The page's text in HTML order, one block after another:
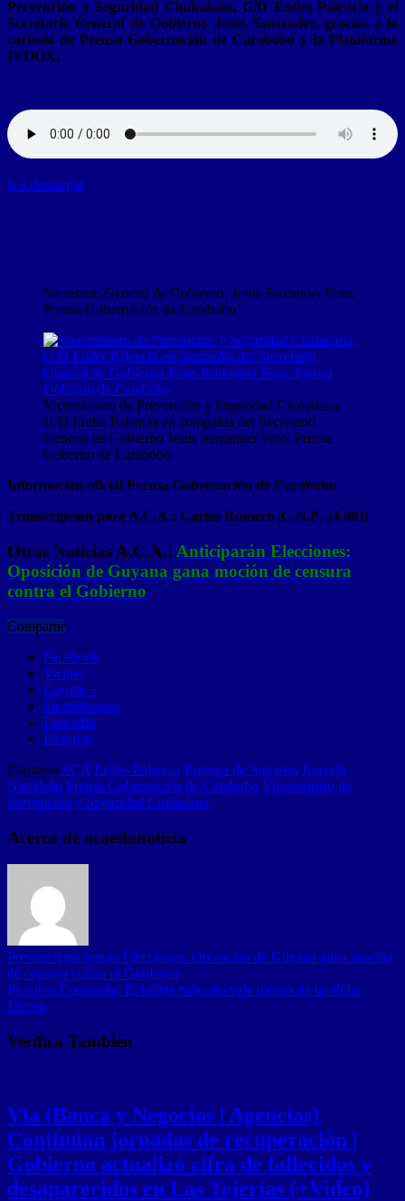
Prevención y Seguridad Ciudadana, G/D Endes Palencia y el
Secretario General de Gobierno Jesús Santander, gracias a la
cortesía de Prensa Gobernación de Carabobo y la Plataforma
IVOOX:
Ir a descargar
Secretario General de Gobierno, Jesús Santander Foto:
Prensa Gobernación de Carabobo
Viceministro de Prevención y Seguridad Ciudadana,
G/D Ender Palencia en compañia del Secretario
General de Gobierno Jesús Santander Foto: Prensa
Goberno de Carabobo
Información oficial Prensa Gobernación de Carabobo
Transcripción para A.C.A.: Carlos Romero |C.N.P. 24.081|
Otras Noticias A.C.A.: Anticiparán Elecciones:
Oposición de Guyana gana moción de censura
contra el Gobierno
Compartir
Facebook
Twitter
Google +
Stumbleupon
LinkedIn
Pinterest
EtiquetasACA Endes Palencia Entrega de Juguetes Jornada
Navideña Prensa Gobernación de Carabobo Viceministro de
Prevención y Seguridad Ciudadana
Acerca de acaeslanoticia
Previos Anticiparán Elecciones: Oposición de Guyana gana moción
de censura contra el Gobierno
Proximo Economía: El billete más alto vale menos de un dólar
Dicom
Verifica También
Vía (Banca y Negocios | Agencias)
Continúan jornadas de recuperación |
Gobierno actualizó cifra de fallecidos y
desaparecidos en Las Tejerías (+Video)